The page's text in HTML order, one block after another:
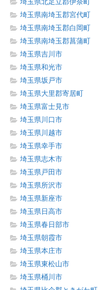
埼玉県北足立郡伊奈町
埼玉県南埼玉郡宮代町
埼玉県南埼玉郡白岡町
埼玉県南埼玉郡菖蒲町
埼玉県吉川市
埼玉県和光市
埼玉県坂戸市
埼玉県大里郡寄居町
埼玉県富士見市
埼玉県川口市
埼玉県川越市
埼玉県幸手市
埼玉県志木市
埼玉県戸田市
埼玉県所沢市
埼玉県新座市
埼玉県日高市
埼玉県春日部市
埼玉県朝霞市
埼玉県本庄市
埼玉県東松山市
埼玉県桶川市